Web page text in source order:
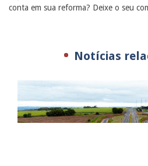
conta em sua reforma? Deixe o seu
Notícias